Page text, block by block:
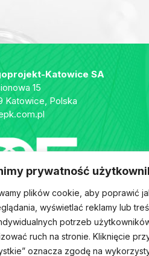
prywatność
plików cookie, aby poprawić
wyświetlać reklamy lub
potrzeb
ruch na stronie. Kliknięcie
oznacza zgodę na
Katowice SA
15
Katowice, Polska